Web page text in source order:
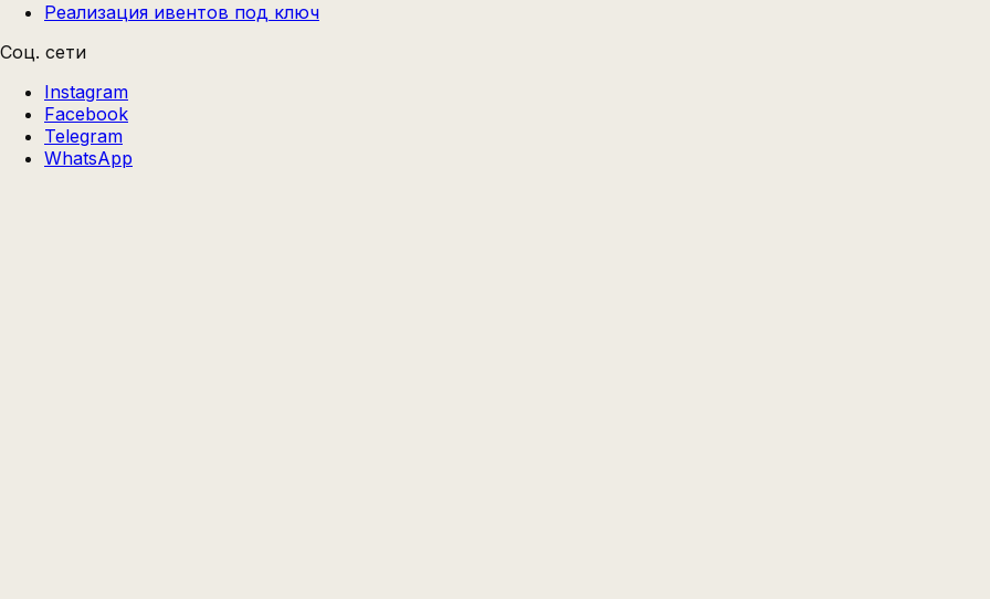
Реализация ивентов под ключ
Соц. сети
Instagram
Facebook
Telegram
WhatsApp